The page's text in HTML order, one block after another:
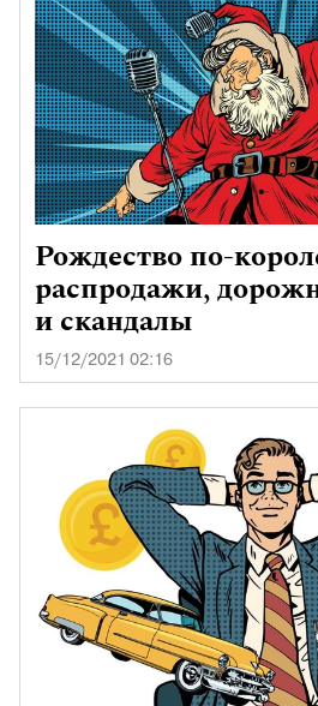
Рождество по-
распродажи,
и скандалы
15/12/2021 02:16